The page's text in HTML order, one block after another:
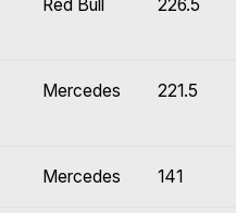
Red Bull 226.5
Mercedes 221.5
Mercedes 141